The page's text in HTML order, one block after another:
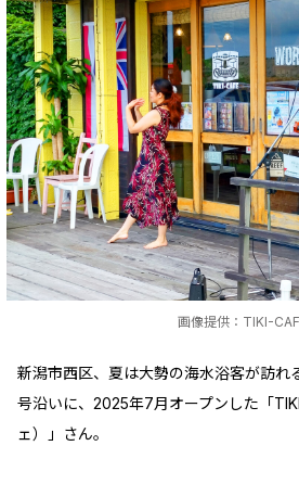
画像提供：TIKI-
新潟市西区、夏は大勢の海水浴客が訪れ
号沿いに、2025年7月オープンした「
ェ）」さん。